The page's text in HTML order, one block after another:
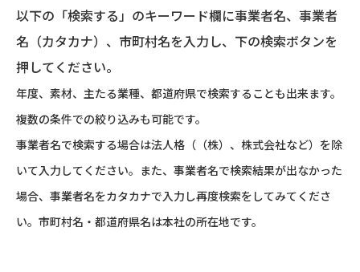
以下の「検索する」のキーワード欄に事業者名、事業者
名（カタカナ）、市町村名を入力し、下の検索ボタンを
押してください。
年度、素材、主たる業種、都道府県で検索することも出来ます。
複数の条件での絞り込みも可能です。
事業者名で検索する場合は法人格（（株）、株式会社など）を除
いて入力してください。また、事業者名で検索結果が出なかった
場合、事業者名をカタカナで入力し再度検索をしてみてくださ
い。市町村名・都道府県名は本社の所在地です。